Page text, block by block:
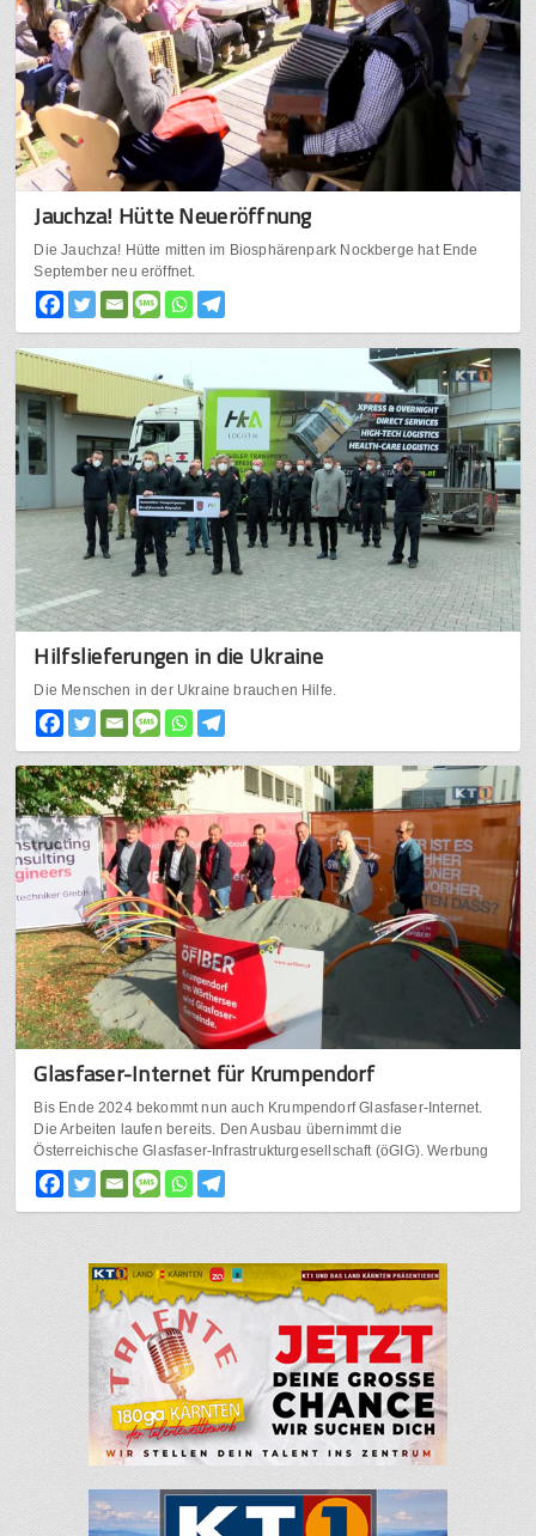
Jauchza! Hütte Neueröffnung
Die Jauchza! Hütte mitten im Biosphärenpark Nockberge hat Ende
September neu eröffnet.
Hilfslieferungen in die Ukraine
Die Menschen in der Ukraine brauchen Hilfe.
Glasfaser-Internet für Krumpendorf
Bis Ende 2024 bekommt nun auch Krumpendorf Glasfaser-Internet.
Die Arbeiten laufen bereits. Den Ausbau übernimmt die
Österreichische Glasfaser-Infrastrukturgesellschaft (öGIG). Werbung